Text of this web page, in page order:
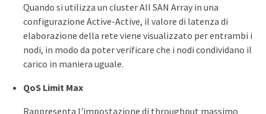
Quando si utilizza un cluster All SAN Array in una
configurazione Active-Active, il valore di latenza di
elaborazione della rete viene visualizzato per entrambi i
nodi, in modo da poter verificare che i nodi condividano il
carico in maniera uguale.
QoS Limit Max
Rappresenta l'impostazione di throughput massimo